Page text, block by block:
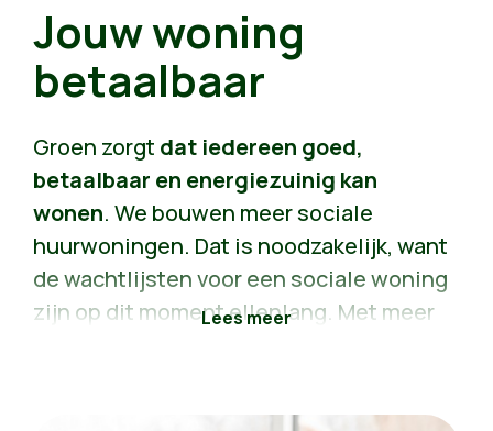
Jouw woning
betaalbaar
Groen zorgt dat iedereen goed,
betaalbaar en energiezuinig kan
wonen. We bouwen meer sociale
huurwoningen. Dat is noodzakelijk, want
de wachtlijsten voor een sociale woning
zijn op dit moment ellenlang. Met meer
huurmarkt halen. Daarnaast helpen we